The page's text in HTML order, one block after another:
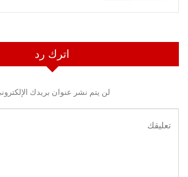
اترك رد
لن يتم نشر عنوان بريدك